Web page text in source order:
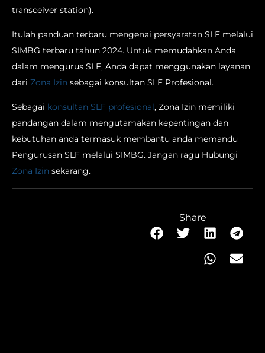
transceiver station).
Itulah panduan terbaru mengenai persyaratan SLF melalui
SIMBG terbaru tahun 2024. Untuk memudahkan Anda
dalam mengurus SLF, Anda dapat menggunakan layanan
dari Zona Izin sebagai konsultan SLF Profesional.
Sebagai konsultan SLF profesional, Zona Izin memiliki
pandangan dalam mengutamakan kepentingan dan
kebutuhan anda termasuk membantu anda memandu
Pengurusan SLF melalui SIMBG. Jangan ragu Hubungi
Zona Izin sekarang.
Share